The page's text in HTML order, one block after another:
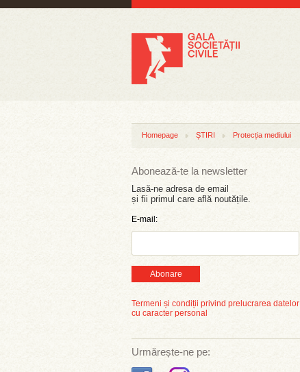
Homepage ȘTIRI Protecția mediului
Abonează-te la newsletter
Lasă-ne adresa de email
și fii primul care află noutățile.
E-mail:
Abonare
Termeni și condiții privind prelucrarea datelor
cu caracter personal
Urmărește-ne pe: